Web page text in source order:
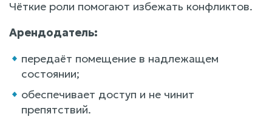
Чёткие роли помогают избежать конфликтов.
Арендодатель:
передаёт помещение в надлежащем
состоянии;
обеспечивает доступ и не чинит
препятствий.